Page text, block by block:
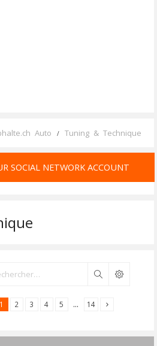
Auto Tuning & Technique
SOCIAL NETWORK ACCOUNT
Rechercher
1 2 3 4 5 … 14